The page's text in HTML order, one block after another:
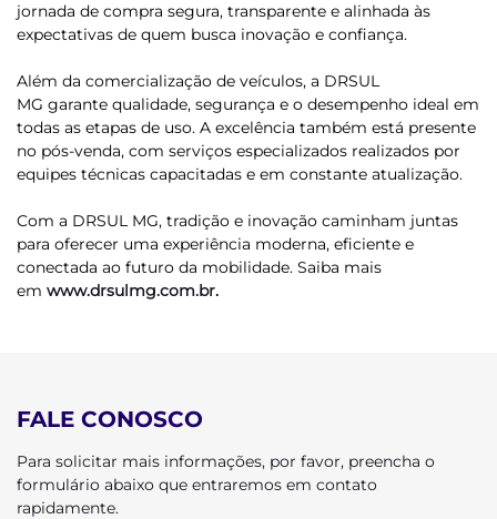
jornada de compra segura, transparente e alinhada às
expectativas de quem busca inovação e confiança.
Além da comercialização de veículos, a DRSUL
MG garante qualidade, segurança e o desempenho ideal em
todas as etapas de uso. A excelência também está presente
no pós-venda, com serviços especializados realizados por
equipes técnicas capacitadas e em constante atualização.
Com a DRSUL MG, tradição e inovação caminham juntas
para oferecer uma experiência moderna, eficiente e
conectada ao futuro da mobilidade. Saiba mais
em www.drsulmg.com.br.
FALE CONOSCO
Para solicitar mais informações, por favor, preencha o
formulário abaixo que entraremos em contato
rapidamente.